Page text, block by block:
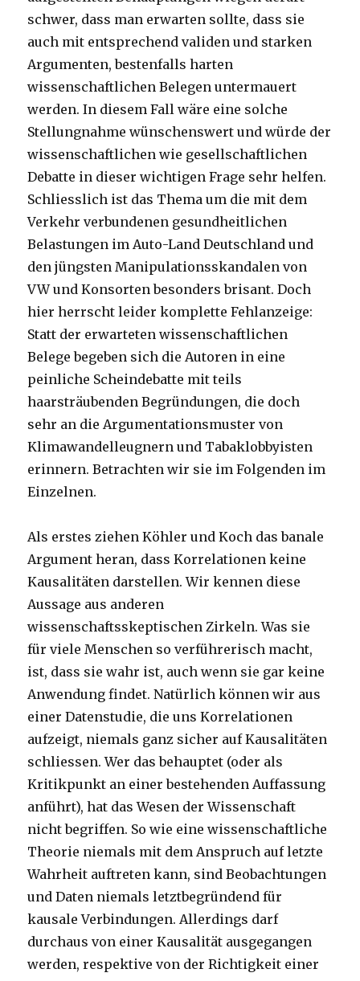
schwer, dass man erwarten sollte, dass sie
auch mit entsprechend validen und starken
Argumenten, bestenfalls harten
wissenschaftlichen Belegen untermauert
werden. In diesem Fall wäre eine solche
Stellungnahme wünschenswert und würde der
wissenschaftlichen wie gesellschaftlichen
Debatte in dieser wichtigen Frage sehr helfen.
Schliesslich ist das Thema um die mit dem
Verkehr verbundenen gesundheitlichen
Belastungen im Auto-Land Deutschland und
den jüngsten Manipulationsskandalen von
VW und Konsorten besonders brisant. Doch
hier herrscht leider komplette Fehlanzeige:
Statt der erwarteten wissenschaftlichen
Belege begeben sich die Autoren in eine
peinliche Scheindebatte mit teils
haarsträubenden Begründungen, die doch
sehr an die Argumentationsmuster von
Klimawandelleugnern und Tabaklobbyisten
erinnern. Betrachten wir sie im Folgenden im
Einzelnen.
Als erstes ziehen Köhler und Koch das banale
Argument heran, dass Korrelationen keine
Kausalitäten darstellen. Wir kennen diese
Aussage aus anderen
wissenschaftsskeptischen Zirkeln. Was sie
für viele Menschen so verführerisch macht,
ist, dass sie wahr ist, auch wenn sie gar keine
Anwendung findet. Natürlich können wir aus
einer Datenstudie, die uns Korrelationen
aufzeigt, niemals ganz sicher auf Kausalitäten
schliessen. Wer das behauptet (oder als
Kritikpunkt an einer bestehenden Auffassung
anführt), hat das Wesen der Wissenschaft
nicht begriffen. So wie eine wissenschaftliche
Theorie niemals mit dem Anspruch auf letzte
Wahrheit auftreten kann, sind Beobachtungen
und Daten niemals letztbegründend für
kausale Verbindungen. Allerdings darf
durchaus von einer Kausalität ausgegangen
werden, respektive von der Richtigkeit einer